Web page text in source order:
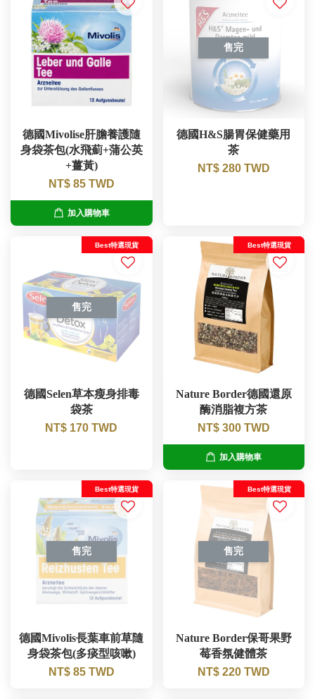
德國Mivolise肝膽養護隨
身袋茶包(水飛薊+蒲公英
+薑黃)
NT$ 85 TWD
加入購物車
售完
德國H&S腸胃保健藥用
茶
NT$ 280 TWD
售完
Best特選現貨
德國Selen草本瘦身排毒
袋茶
NT$ 170 TWD
Best特選現貨
Nature Border德國還原
酶消脂複方茶
NT$ 300 TWD
加入購物車
售完
Best特選現貨
德國Mivolis長葉車前草隨
身袋茶包(多痰型咳嗽)
NT$ 85 TWD
售完
Best特選現貨
Nature Border保哥果野
莓香氛健體茶
NT$ 220 TWD